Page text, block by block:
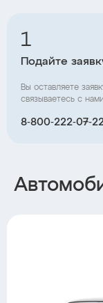
1
Подайте
Вы оставляете
связываетесь с